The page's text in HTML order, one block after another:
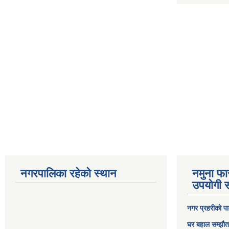
नगरपालिका रहेको स्थान
नमुना
उपयोगी
नगर प्रहरीको
घर बहाल